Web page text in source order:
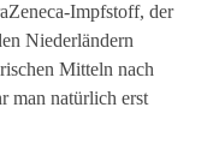
Impfstoff, der
Niederländern
Mitteln nach
man natürlich erst